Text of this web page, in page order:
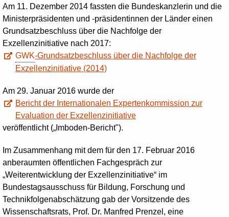
Am 11. Dezember 2014 fassten die Bundeskanzlerin und die
Ministerpräsidenten und -präsidentinnen der Länder einen
Grundsatzbeschluss über die Nachfolge der
Exzellenzinitiative nach 2017:
GWK-Grundsatzbeschluss über die Nachfolge der
Exzellenzinitiative (2014)
Am 29. Januar 2016 wurde der
Bericht der Internationalen Expertenkommission zur
Evaluation der Exzellenzinitiative
veröffentlicht („Imboden-Bericht").
Im Zusammenhang mit dem für den 17. Februar 2016
anberaumten öffentlichen Fachgespräch zur
„Weiterentwicklung der Exzellenzinitiative“ im
Bundestagsausschuss für Bildung, Forschung und
Technikfolgenabschätzung gab der Vorsitzende des
Wissenschaftsrats, Prof. Dr. Manfred Prenzel, eine